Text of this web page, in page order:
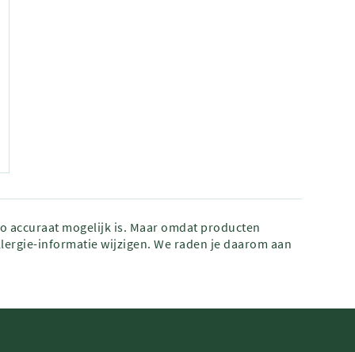
accuraat mogelijk is. Maar omdat producten
informatie wijzigen. We raden je daarom aan